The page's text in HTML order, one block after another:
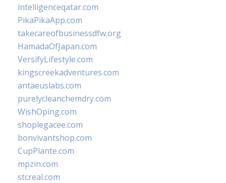
intelligenceqatar.com
PikaPikaApp.com
takecareofbusinessdfw.org
HamadaOfJapan.com
VersifyLifestyle.com
kingscreekadventures.com
antaeuslabs.com
purelycleanchemdry.com
WishOping.com
shoplegacee.com
bonvivantshop.com
CupPlante.com
mpzin.com
stcreal.com